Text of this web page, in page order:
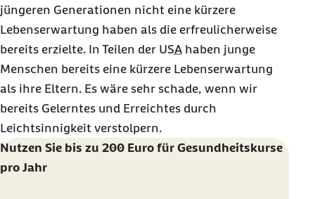
jüngeren Generationen nicht eine kürzere
Lebenserwartung haben als die erfreulicherweise
bereits erzielte. In Teilen der USA haben junge
Menschen bereits eine kürzere Lebenserwartung
als ihre Eltern. Es wäre sehr schade, wenn wir
bereits Gelerntes und Erreichtes durch
Leichtsinnigkeit verstolpern.
Nutzen Sie bis zu 200 Euro für Gesundheitskurse
pro Jahr